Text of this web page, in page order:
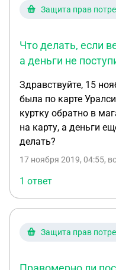
пользование
Мегамаркета ответила вот
что вы столкнулись
искренние
доставленные вам
проведем
проработаем
ситуаций,
они могут
возможно
или ненадлежащего
компенсируете
ними соглашались
Защита прав
Что делать, если
а деньги не
Здравствуйте, 15
была по карте
куртку обратно в
на карту, а деньги
делать?
17 ноября 2019, 04:55,
1 ответ
Защита прав